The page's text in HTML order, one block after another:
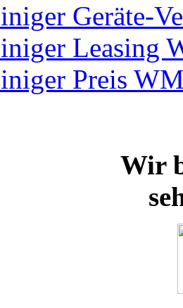
Geräte-
Leasing
Preis
Wir